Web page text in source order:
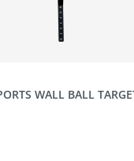
WALL BALL